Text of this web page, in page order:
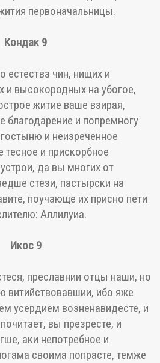
первоначальницы.
Кондак 9
естества чин, нищих и
и высокородных на убогое,
житие ваше взирая,
благодарение и попремногу
и неизреченное
и прискорбное
да вы многих от
стези, пастырски на
поучающе их присно пети
Аллилуиа.
Икос 9
преславнии отцы наши, но
витийствовавшии, ибо яже
усердием возненавидесте, и
вы презресте, и
аки непотребное и
своима попрасте, темже